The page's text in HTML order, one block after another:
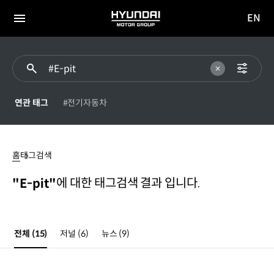
전체
HYUNDAI
MOTOR
이동
EN
연관 태그 #전기자동차
홈태그검색
"E-pit"에 대한 태그검색 결과 입니다.
전체 (15) 저널 (6) 뉴스 (9)